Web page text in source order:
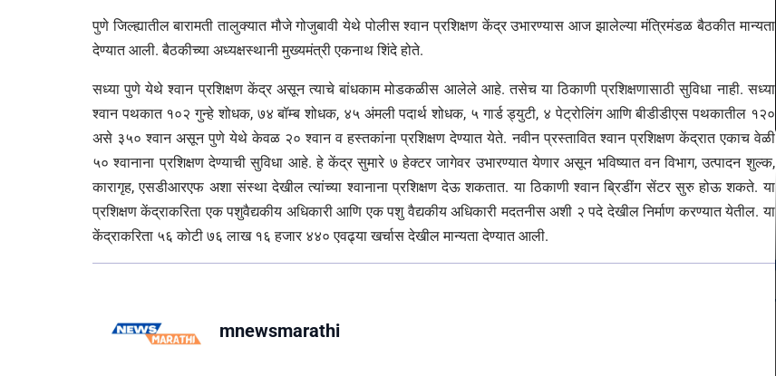
पुणे जिल्ह्यातील बारामती तालुक्यात मौजे गोजुबावी येथे पोलीस श्वान प्रशिक्षण केंद्र उभारण्यास आज झालेल्या मंत्रिमंडळ बैठकीत मान्यता
देण्यात आली. बैठकीच्या अध्यक्षस्थानी मुख्यमंत्री एकनाथ शिंदे होते.
सध्या पुणे येथे श्वान प्रशिक्षण केंद्र असून त्याचे बांधकाम मोडकळीस आलेले आहे. तसेच या ठिकाणी प्रशिक्षणासाठी सुविधा नाही. सध्या
श्वान पथकात १०२ गुन्हे शोधक, ७४ बॉम्ब शोधक, ४५ अंमली पदार्थ शोधक, ५ गार्ड ड्युटी, ४ पेट्रोलिंग आणि बीडीडीएस पथकातील १२०
असे ३५० श्वान असून पुणे येथे केवळ २० श्वान व हस्तकांना प्रशिक्षण देण्यात येते. नवीन प्रस्तावित श्वान प्रशिक्षण केंद्रात एकाच वेळी
५० श्वानाना प्रशिक्षण देण्याची सुविधा आहे. हे केंद्र सुमारे ७ हेक्टर जागेवर उभारण्यात येणार असून भविष्यात वन विभाग, उत्पादन शुल्क,
कारागृह, एसडीआरएफ अशा संस्था देखील त्यांच्या श्वानाना प्रशिक्षण देऊ शकतात. या ठिकाणी श्वान ब्रिडींग सेंटर सुरु होऊ शकते. या
प्रशिक्षण केंद्राकरिता एक पशुवैद्यकीय अधिकारी आणि एक पशु वैद्यकीय अधिकारी मदतनीस अशी २ पदे देखील निर्माण करण्यात येतील. या
केंद्राकरिता ५६ कोटी ७६ लाख १६ हजार ४४० एवढ्या खर्चास देखील मान्यता देण्यात आली.
mnewsmarathi